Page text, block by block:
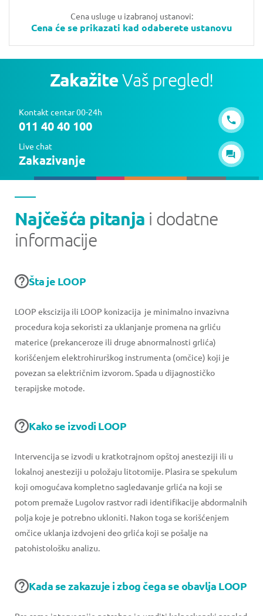
Cena usluge u izabranoj ustanovi:
Cena će se prikazati kad odaberete ustanovu
ZakažiteVaš pregled!
Kontakt centar 00-24h
011 40 40 100
Live chat
Zakazivanje
Najčešća pitanja i dodatne
informacije
Šta je LOOP
LOOP ekscizija ili LOOP konizacija je minimalno invazivna
procedura koja sekoristi za uklanjanje promena na grliću
materice (prekanceroze ili druge abnormalnosti grlića)
korišćenjem elektrohirurškog instrumenta (omčice) koji je
povezan sa električnim izvorom. Spada u dijagnostičko
terapijske motode.
Kako se izvodi LOOP
Intervencija se izvodi u kratkotrajnom opštoj anesteziji ili u
lokalnoj anesteziji u položaju litotomije. Plasira se spekulum
koji omogućava kompletno sagledavanje grlića na koji se
potom premaže Lugolov rastvor radi identifikacije abdormalnih
polja koje je potrebno ukloniti. Nakon toga se korišćenjem
omčice uklanja izdvojeni deo grlića koji se pošalje na
patohistološku analizu.
Kada se zakazuje i zbog čega se obavlja LOOP